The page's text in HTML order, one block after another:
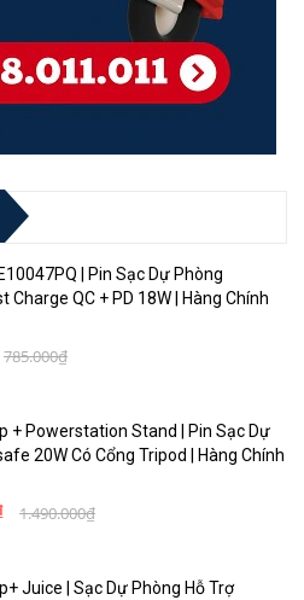
| Pin Sạc Dự Phòng
Charge QC + PD 18W | Hàng Chính
785.000₫
+ Powerstation Stand | Pin Sạc Dự
20W Có Cổng Tripod | Hàng Chính
1.490.000₫
Juice | Sạc Dự Phòng Hỗ Trợ